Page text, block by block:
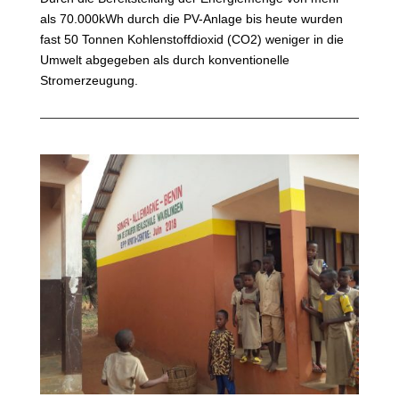
als 70.000kWh durch die PV-Anlage bis heute wurden
fast 50 Tonnen Kohlenstoffdioxid (CO2) weniger in die
Umwelt abgegeben als durch konventionelle
Stromerzeugung.